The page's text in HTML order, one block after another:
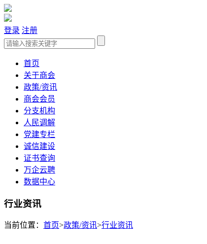
登录 注册
首页
关于商会
政策/资讯
商会会员
分支机构
人民调解
党建专栏
诚信建设
证书查询
万企云聘
数据中心
行业资讯
当前位置： 首页>政策/资讯>行业资讯